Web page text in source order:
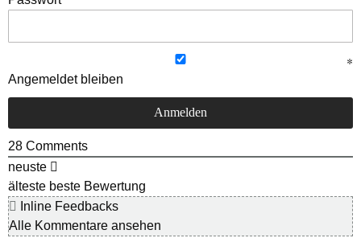
Angemeldet bleiben
28 Comments
neuste
älteste beste Bewertung
Inline Feedbacks
Alle Kommentare ansehen